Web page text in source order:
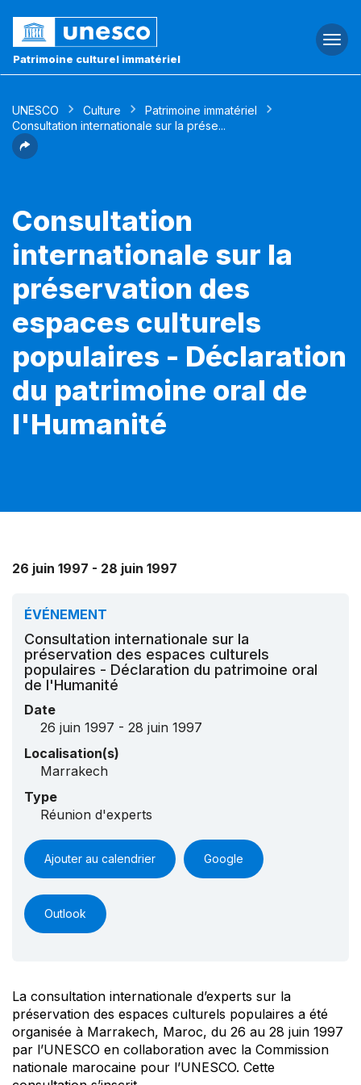
Patrimoine culturel immatériel
UNESCO Culture
Patrimoine immatériel
Consultation internationale sur la prése...
Consultation
internationale sur la
préservation des
espaces culturels
populaires - Déclaration
du patrimoine oral de
l'Humanité
26 juin 1997 - 28 juin 1997
ÉVÉNEMENT
Consultation internationale sur la
préservation des espaces culturels
populaires - Déclaration du patrimoine oral
de l'Humanité
Date
26 juin 1997 - 28 juin 1997
Localisation(s)
Marrakech
Type
Réunion d'experts
Ajouter au calendrier Google
Outlook
La consultation internationale d’experts sur la
préservation des espaces culturels populaires a été
organisée à Marrakech, Maroc, du 26 au 28 juin 1997
par l’UNESCO en collaboration avec la Commission
nationale marocaine pour l’UNESCO. Cette